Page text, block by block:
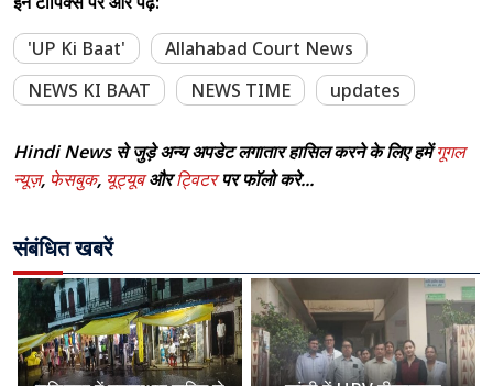
'UP Ki Baat'
Allahabad Court News
NEWS KI BAAT
NEWS TIME updates
Hindi News से जुड़े अन्य अपडेट लगातार हासिल करने के लिए हमेंगूगल
न्यूज़, फेसबुक, यूट्यूबऔरट्विटरपर फॉलो करे...
संबंधित खबरें